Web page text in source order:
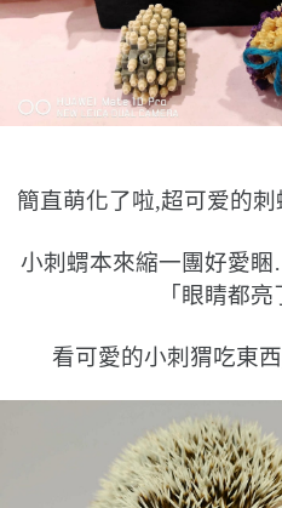
簡直萌化了啦,超可爱的
小刺蝟本來縮一團好愛
「眼睛都亮
看可愛的小刺猬吃東